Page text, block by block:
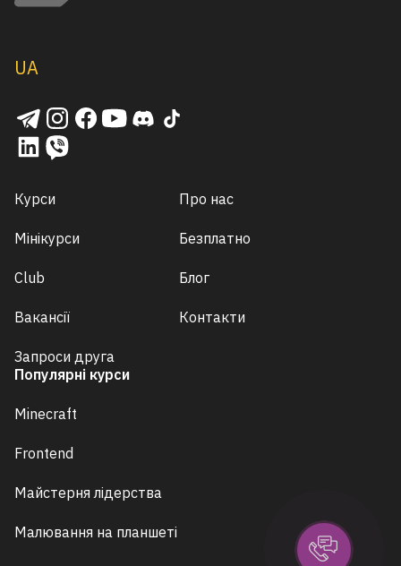
UA
Курси
Мінікурси
Club
Вакансії
Запроси друга
Про нас
Безплатно
Блог
Контакти
Популярні курси
Minecraft
Frontend
Майстерня лідерства
Малювання на планшеті